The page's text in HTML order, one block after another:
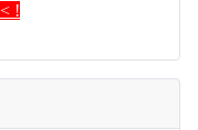
!